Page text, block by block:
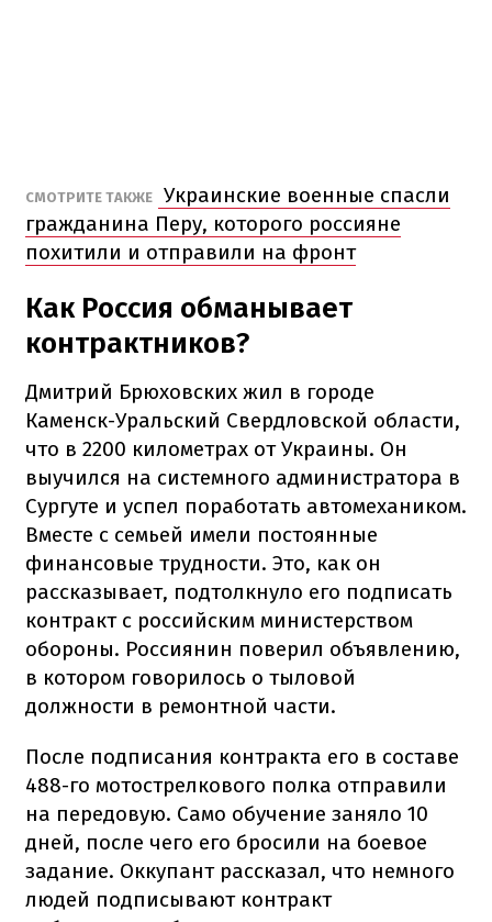
СМОТРИТЕ ТАКЖЕ
Украинские военные спасли
гражданина Перу, которого россияне
похитили и отправили на фронт
Как Россия обманывает
контрактников?
Дмитрий Брюховских жил в городе
Каменск-Уральский Свердловской области,
что в 2200 километрах от Украины. Он
выучился на системного администратора в
Сургуте и успел поработать автомехаником.
Вместе с семьей имели постоянные
финансовые трудности. Это, как он
рассказывает, подтолкнуло его подписать
контракт с российским министерством
обороны. Россиянин поверил объявлению,
в котором говорилось о тыловой
должности в ремонтной части.
После подписания контракта его в составе
488-го мотострелкового полка отправили
на передовую. Само обучение заняло 10
дней, после чего его бросили на боевое
задание. Оккупант рассказал, что немного
людей подписывают контракт